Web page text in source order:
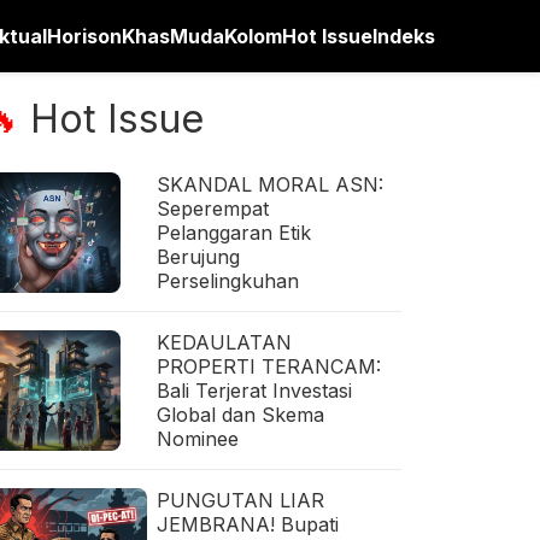
HorisonKhasMudaKolomHot IssueIndeks
Hot Issue
SKANDAL MORAL ASN:
Seperempat
Pelanggaran Etik
Berujung
Perselingkuhan
KEDAULATAN
PROPERTI TERANCAM:
Bali Terjerat Investasi
Global dan Skema
Nominee
PUNGUTAN LIAR
JEMBRANA! Bupati